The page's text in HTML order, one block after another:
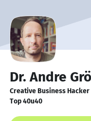
Dr. Andre
Creative Business
Top 40u40